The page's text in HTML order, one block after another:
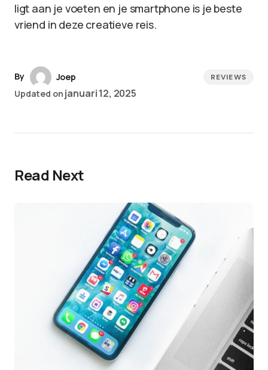
ligt aan je voeten en je smartphone is je beste
vriend in deze creatieve reis.
By
Joep
Updated on januari 12, 2025
REVIEWS
Read Next